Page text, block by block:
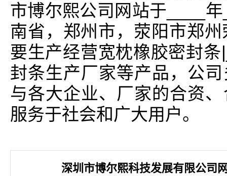
市博尔熙公司网站于____
南省，郑州市，荥阳市郑
要生产经营宽枕橡胶密封
封条生产厂家等产品，公
与各大企业、厂家的合资
服务于社会和广大用户。